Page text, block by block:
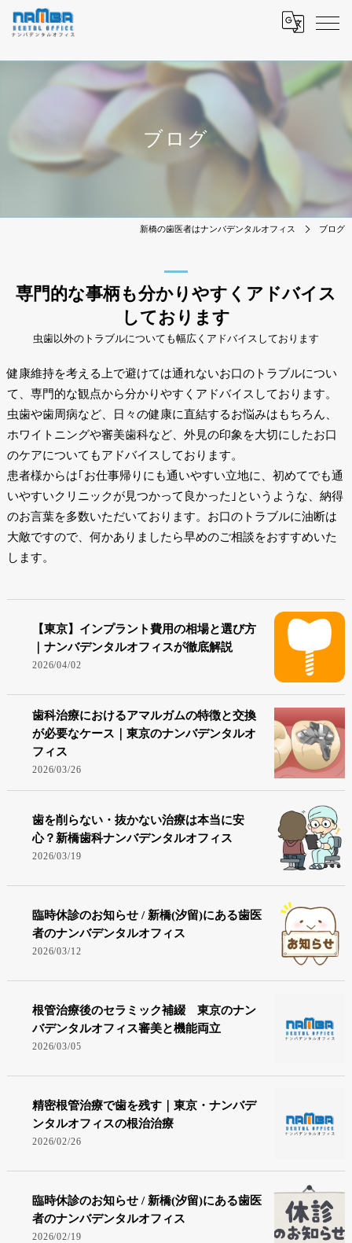
ブログ
新橋の歯医者はナンバデンタルオフィス ブログ
専門的な事柄も分かりやすくアドバイス
しております
虫歯以外のトラブルについても幅広くアドバイスしております
健康維持を考える上で避けては通れないお口のトラブルについ
て、専門的な観点から分かりやすくアドバイスしております。
虫歯や歯周病など、日々の健康に直結するお悩みはもちろん、
ホワイトニングや審美歯科など、外見の印象を大切にしたお口
のケアについてもアドバイスしております。
患者様からは｢お仕事帰りにも通いやすい立地に、初めてでも通
いやすいクリニックが見つかって良かった｣というような、納得
のお言葉を多数いただいております。お口のトラブルに油断は
大敵ですので、何かありましたら早めのご相談をおすすめいた
します。
【東京】インプラント費用の相場と選び方
｜ナンバデンタルオフィスが徹底解説
2026/04/02
歯科治療におけるアマルガムの特徴と交換
が必要なケース｜東京のナンバデンタルオ
フィス
2026/03/26
歯を削らない・抜かない治療は本当に安
心？新橋歯科ナンバデンタルオフィス
2026/03/19
臨時休診のお知らせ / 新橋(汐留)にある歯医
者のナンバデンタルオフィス
2026/03/12
根管治療後のセラミック補綴 東京のナン
バデンタルオフィス審美と機能両立
2026/03/05
精密根管治療で歯を残す｜東京・ナンバデ
ンタルオフィスの根治治療
2026/02/26
臨時休診のお知らせ / 新橋(汐留)にある歯医
者のナンバデンタルオフィス
2026/02/19